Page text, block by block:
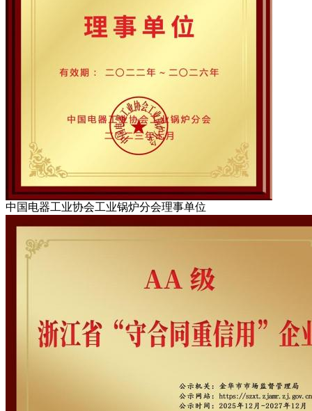
中国电器工业协会工业锅炉分会理事单位